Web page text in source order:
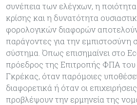
συνέπεια των ελέγχων, η ποιότητα
κρίσης και η δυνατότητα
φορολογικών διαφορών
παράγοντες για την εμπιστοσύνη
σύστημα. Όπως επισημαίνει στο
πρόεδρος της Επιτροπής ΦΠΑ
Γκρέκας, όταν παρόμοιες
διαφορετικά ή όταν οι
προβλέψουν την ερμηνεία της